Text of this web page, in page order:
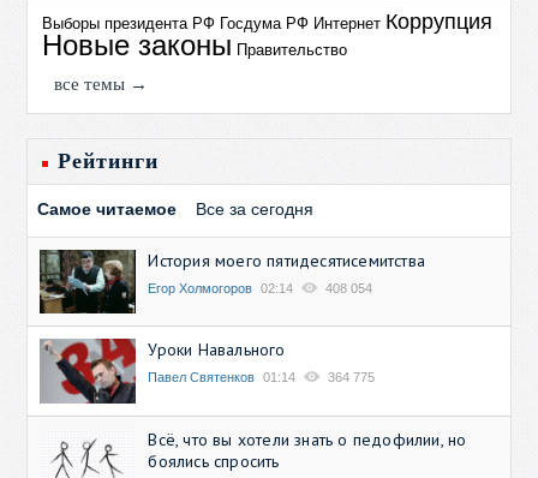
Выборы президента РФ Госдума РФ Интернет Коррупция
Новые законы Правительство
все темы →
Рейтинги
Самое читаемое Все за сегодня
История моего пятидесятисемитства
Егор Холмогоров 02:14 408 054
Уроки Навального
Павел Святенков 01:14 364 775
Всё, что вы хотели знать о педофилии, но
боялись спросить